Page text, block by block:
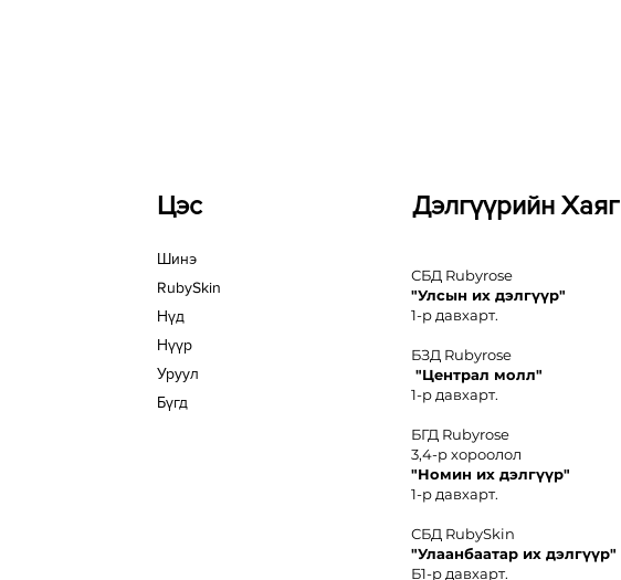
Цэс
Шинэ
RubySkin
Нүд
Нүүр
Уруул
Бүгд
Дэлгүүрийн Хаяг
СБД Rubyrose
"Улсын их дэлгүүр"
1-р давхарт.
БЗД Rubyrose
"Централ молл"
1-р давхарт.
БГД Rubyrose
3,4-р хороолол
"Номин иx дэлгүүр"
1-р давхарт.
СБД RubySkin
"Улаанбаатар их дэлгүүр"
Б1-р давхарт.